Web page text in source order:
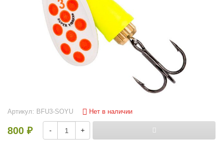
Артикул: BFU3-SOYU Нет в наличии
800 ₽ - +